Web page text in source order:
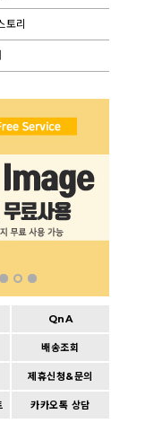
토리
QnA
배송조회
제휴신청&문의
카카오톡 상담